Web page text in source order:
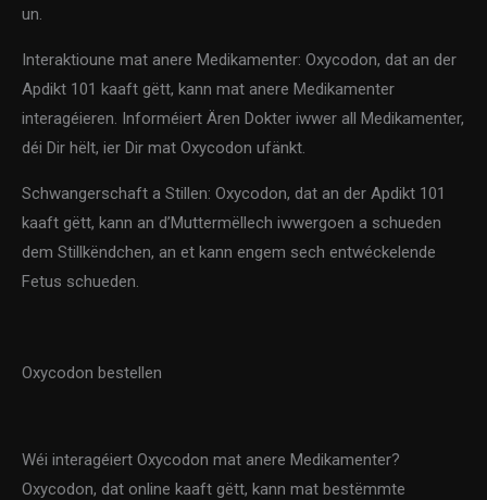
un.
Interaktioune mat anere Medikamenter: Oxycodon, dat an der
Apdikt 101 kaaft gëtt, kann mat anere Medikamenter
interagéieren. Informéiert Ären Dokter iwwer all Medikamenter,
déi Dir hëlt, ier Dir mat Oxycodon ufänkt.
Schwangerschaft a Stillen: Oxycodon, dat an der Apdikt 101
kaaft gëtt, kann an d’Muttermëllech iwwergoen a schueden
dem Stillkëndchen, an et kann engem sech entwéckelende
Fetus schueden.
Oxycodon bestellen
Wéi interagéiert Oxycodon mat anere Medikamenter?
Oxycodon, dat online kaaft gëtt, kann mat bestëmmte